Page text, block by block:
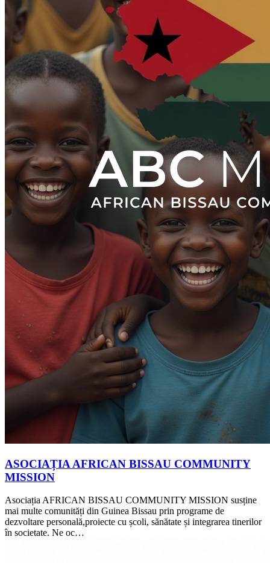
ASOCIAȚIA AFRICAN BISSAU COMMUNITY
MISSION
Asociația AFRICAN BISSAU COMMUNITY MISSION susține
mai multe comunități din Guinea Bissau prin programe de
dezvoltare personală,proiecte cu școli, sănătate și integrarea tinerilor
în societate. Ne oc…